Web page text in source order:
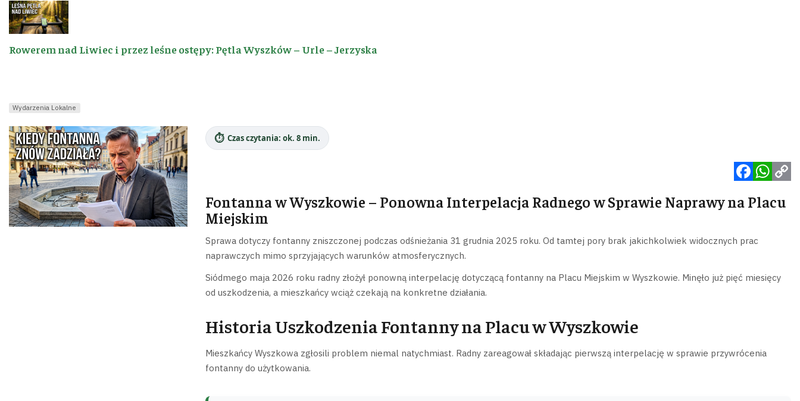
Rowerem nad Liwiec i przez leśne ostępy: Pętla Wyszków – Urle – Jerzyska
Wydarzenia Lokalne
⏱️ Czas czytania: ok. 8 min.
Link
Fontanna w Wyszkowie – Ponowna Interpelacja Radnego w Sprawie Naprawy na Placu
Miejskim
Sprawa dotyczy fontanny zniszczonej podczas odśnieżania 31 grudnia 2025 roku. Od tamtej pory brak jakichkolwiek widocznych prac
naprawczych mimo sprzyjających warunków atmosferycznych.
Siódmego maja 2026 roku radny złożył ponowną interpelację dotyczącą fontanny na Placu Miejskim w Wyszkowie. Minęło już pięć miesięcy
od uszkodzenia, a mieszkańcy wciąż czekają na konkretne działania.
Historia Uszkodzenia Fontanny na Placu w Wyszkowie
Mieszkańcy Wyszkowa zgłosili problem niemal natychmiast. Radny zareagował składając pierwszą interpelację w sprawie przywrócenia
fontanny do użytkowania.